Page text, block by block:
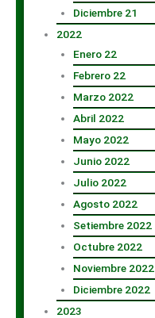
Diciembre 21
2022
Enero 22
Febrero 22
Marzo 2022
Abril 2022
Mayo 2022
Junio 2022
Julio 2022
Agosto 2022
Setiembre 2022
Octubre 2022
Noviembre 2022
Diciembre 2022
2023